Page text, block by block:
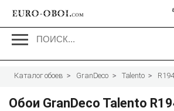
EURO-OBOI.com
Каталог обоев GranDeco Talento
Обои GranDeco Talento